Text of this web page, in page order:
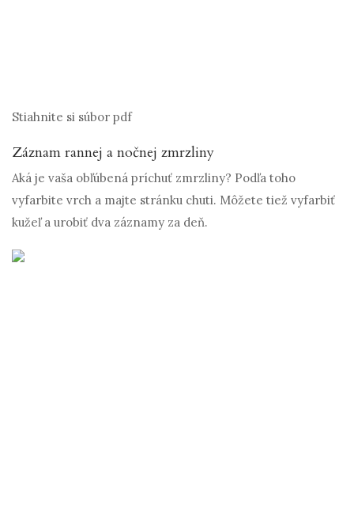
Stiahnite si súbor pdf
Záznam rannej a nočnej zmrzliny
Aká je vaša obľúbená príchuť zmrzliny? Podľa toho
vyfarbite vrch a majte stránku chuti. Môžete tiež vyfarbiť
kužeľ a urobiť dva záznamy za deň.